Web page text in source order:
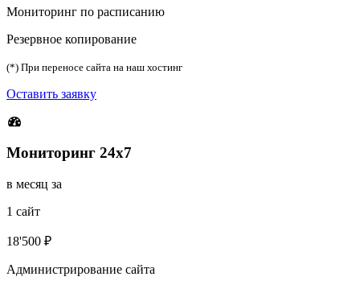
Мониторинг по расписанию
Резервное копирование
(*) При переносе сайта на наш хостинг
Оставить заявку
Мониторинг 24х7
в месяц за
1 сайт
18'500 ₽
Администрирование сайта